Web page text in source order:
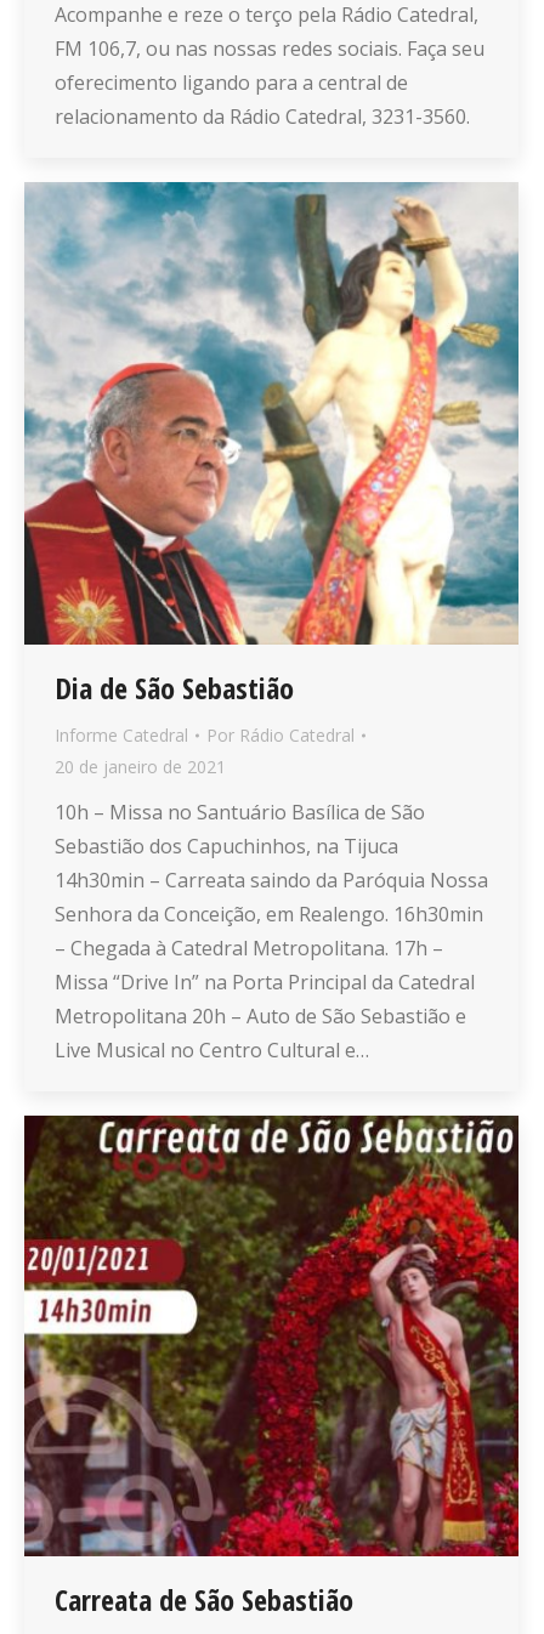
Acompanhe e reze o terço pela Rádio Catedral,
FM 106,7, ou nas nossas redes sociais. Faça seu
oferecimento ligando para a central de
relacionamento da Rádio Catedral, 3231-3560.
Dia de São Sebastião
Informe Catedral Por Rádio Catedral
20 de janeiro de 2021
10h – Missa no Santuário Basílica de São
Sebastião dos Capuchinhos, na Tijuca
14h30min – Carreata saindo da Paróquia Nossa
Senhora da Conceição, em Realengo. 16h30min
– Chegada à Catedral Metropolitana. 17h –
Missa “Drive In” na Porta Principal da Catedral
Metropolitana 20h – Auto de São Sebastião e
Live Musical no Centro Cultural e…
Carreata de São Sebastião